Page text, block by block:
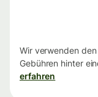
Wir verwenden
Gebühren hinter
erfahren